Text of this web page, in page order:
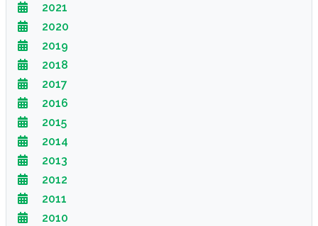
2021
2020
2019
2018
2017
2016
2015
2014
2013
2012
2011
2010